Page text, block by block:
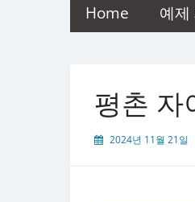
Home 예제
평촌 자
2024년 11월 21일